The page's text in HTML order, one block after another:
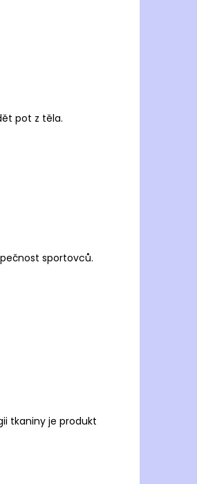
pot z těla.
sportovců.
tkaniny je produkt